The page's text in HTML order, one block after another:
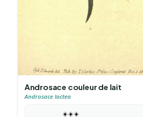
Androsace couleur de lait
Androsace lactea
☀️☀️☀️